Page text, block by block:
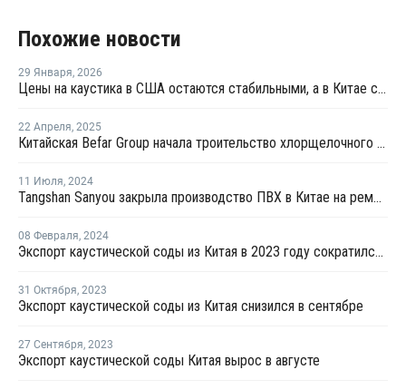
Похожие новости
29 Января, 2026
Цены на каустика в США остаются стабильными, а в Китае снижаются
22 Апреля, 2025
Китайская Befar Group начала троительство хлорщелочного производства в Египте
11 Июля, 2024
Tangshan Sanyou закрыла производство ПВХ в Китае на ремонт
08 Февраля, 2024
Экспорт каустической соды из Китая в 2023 году сократился на 20,9%
31 Октября, 2023
Экспорт каустической соды из Китая снизился в сентябре
27 Сентября, 2023
Экспорт каустической соды Китая вырос в августе